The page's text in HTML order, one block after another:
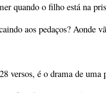
quando o filho está na
aos pedaços? Aonde
versos, é o drama de